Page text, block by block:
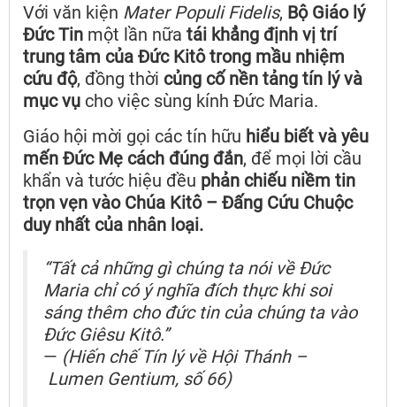
Với văn kiện Mater Populi Fidelis, Bộ Giáo lý
Đức Tin một lần nữa tái khẳng định vị trí
trung tâm của Đức Kitô trong mầu nhiệm
cứu độ, đồng thời củng cố nền tảng tín lý và
mục vụ cho việc sùng kính Đức Maria.
Giáo hội mời gọi các tín hữu hiểu biết và yêu
mến Đức Mẹ cách đúng đắn, để mọi lời cầu
khẩn và tước hiệu đều phản chiếu niềm tin
trọn vẹn vào Chúa Kitô – Đấng Cứu Chuộc
duy nhất của nhân loại.
“Tất cả những gì chúng ta nói về Đức
Maria chỉ có ý nghĩa đích thực khi soi
sáng thêm cho đức tin của chúng ta vào
Đức Giêsu Kitô.”
— (Hiến chế Tín lý về Hội Thánh –
Lumen Gentium, số 66)